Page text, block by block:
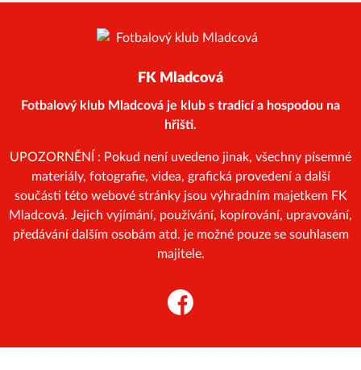
FK Mladcová
Fotbalový klub Mladcová je klub s tradicí a hospodou na
hřišti.
UPOZORNĚNÍ : Pokud není uvedeno jinak, všechny písemné
materiály, fotografie, videa, grafická provedení a další
součásti této webové stránky jsou výhradním majetkem FK
Mladcová. Jejich vyjímání, používání, kopírování, upravování,
předávání dalším osobám atd. je možné pouze se souhlasem
majitele.
Facebook